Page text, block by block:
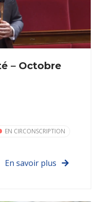
– Octobre
EN CIRCONSCRIPTION
En savoir plus